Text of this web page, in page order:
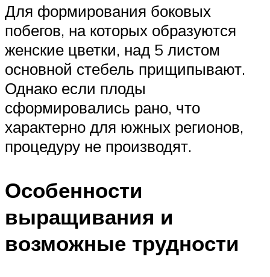
Для формирования боковых
побегов, на которых образуются
женские цветки, над 5 листом
основной стебель прищипывают.
Однако если плоды
сформировались рано, что
характерно для южных регионов,
процедуру не производят.
Особенности
выращивания и
возможные трудности